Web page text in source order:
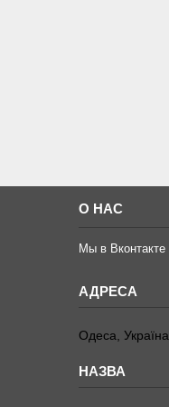
О НАС
Мы в Вконтакте
Одеса, Україна